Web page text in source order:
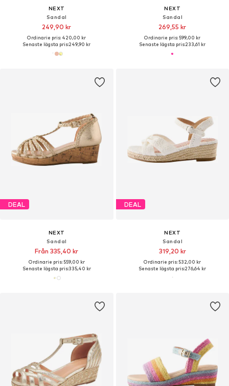
NEXT
Sandal
249,90 kr
Ordinarie pris: 420,00 kr
Senaste lägsta pris:249,90 kr
NEXT
Sandal
269,55 kr
Ordinarie pris: 599,00 kr
Senaste lägsta pris:233,61 kr
DEAL
NEXT
Sandal
Från 335,40 kr
Ordinarie pris: 559,00 kr
Senaste lägsta pris:335,40 kr
DEAL
NEXT
Sandal
319,20 kr
Ordinarie pris: 532,00 kr
Senaste lägsta pris:276,64 kr